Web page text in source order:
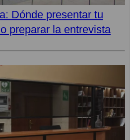
Dónde presentar tu
preparar la entrevista